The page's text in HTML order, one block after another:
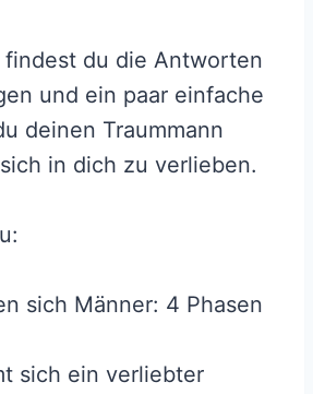
findest du die Antworten
und ein paar einfache
deinen Traummann
in dich zu verlieben.
sich Männer: 4 Phasen
sich ein verliebter